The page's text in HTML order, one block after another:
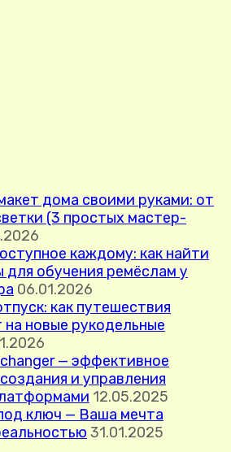
дома своими руками: от
(3 простых мастер-
каждому: как найти
для обучения ремёслам у
06.01.2026
как путешествия
новые рукодельные
— эффективное
и управления
12.05.2025
ключ — Ваша мечта
31.01.2025